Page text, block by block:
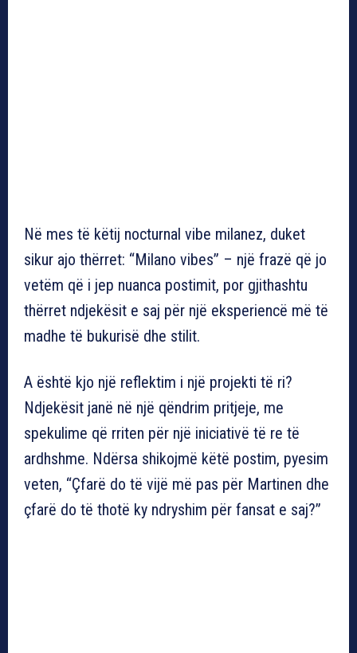
Në mes të këtij nocturnal vibe milanez, duket
sikur ajo thërret: “Milano vibes” – një frazë që jo
vetëm që i jep nuanca postimit, por gjithashtu
thërret ndjekësit e saj për një eksperiencë më të
madhe të bukurisë dhe stilit.
A është kjo një reflektim i një projekti të ri?
Ndjekësit janë në një qëndrim pritjeje, me
spekulime që rriten për një iniciativë të re të
ardhshme. Ndërsa shikojmë këtë postim, pyesim
veten, “Çfarë do të vijë më pas për Martinen dhe
çfarë do të thotë ky ndryshim për fansat e saj?”